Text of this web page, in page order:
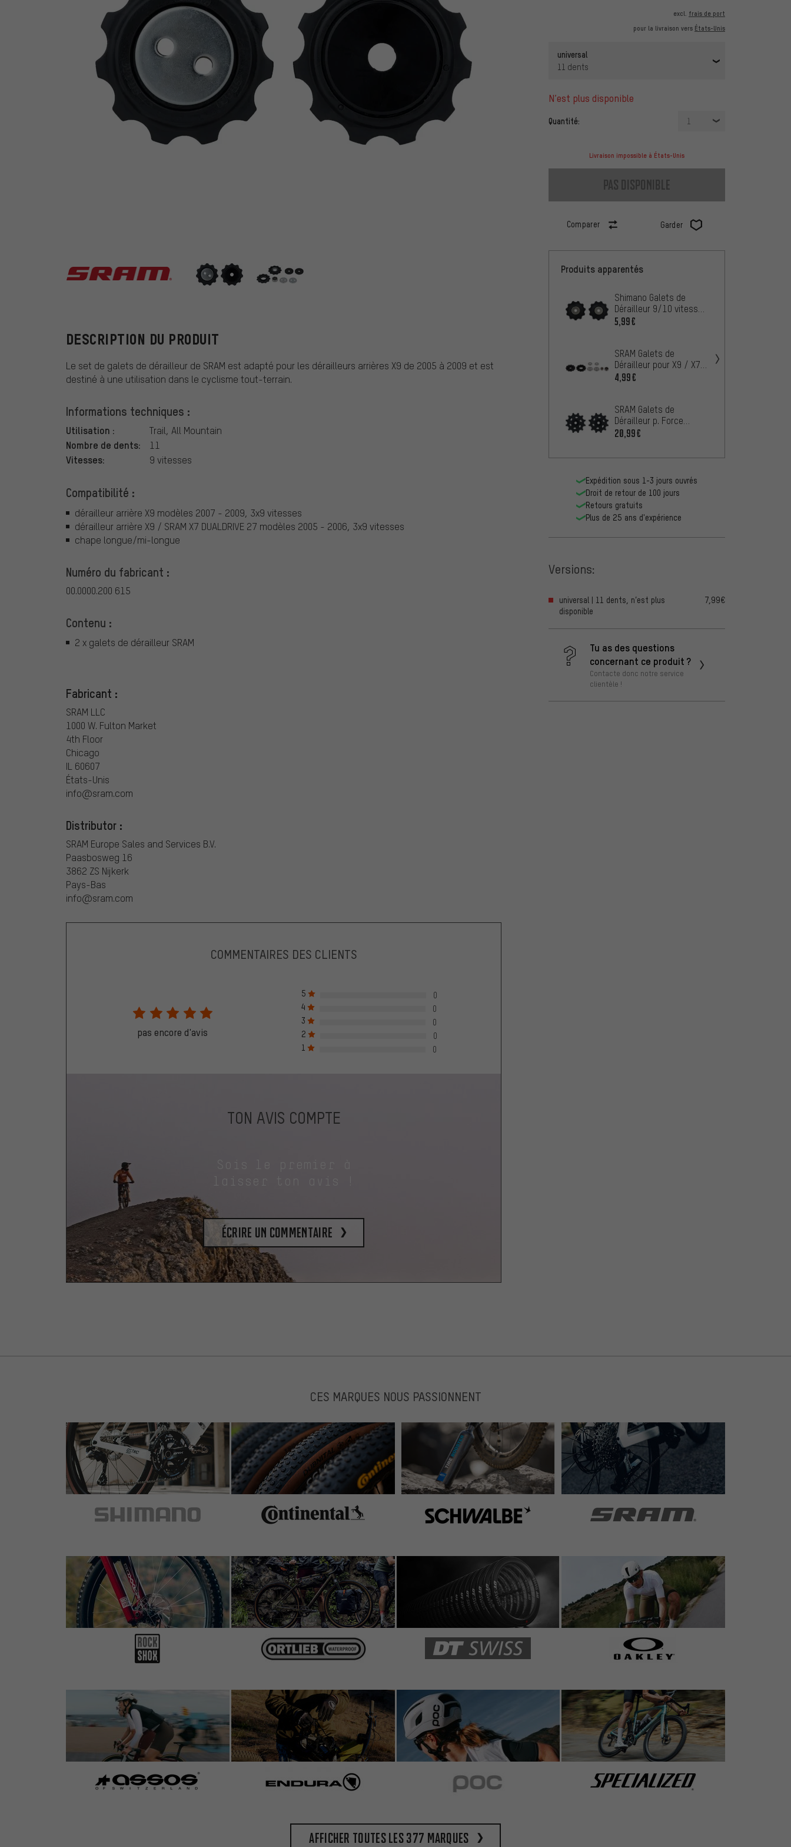
excl. frais de port
pour la livraison vers États-Unis
universal
11 dents
n’est plus disponible
Quantité: 1
Livraison impossible à États-Unis
pas disponible
Comparer Garder
SRAM
DESCRIPTION DU PRODUIT
Le set de galets de dérailleur de SRAM est adapté pour les dérailleurs arrières X9 de 2005 à 2009 et est
destiné à une utilisation dans le cyclisme tout-terrain.
Informations techniques :
Utilisation : Trail, All Mountain
Nombre de dents: 11
Vitesses: 9 vitesses
Compatibilité :
dérailleur arrière X9 modèles 2007 - 2009, 3x9 vitesses
dérailleur arrière X9 / SRAM X7 DUALDRIVE 27 modèles 2005 - 2006, 3x9 vitesses
chape longue/mi-longue
Numéro du fabricant :
00.0000.200 615
Contenu :
2 x galets de dérailleur SRAM
Fabricant :
SRAM LLC
1000 W. Fulton Market
4th Floor
Chicago
IL 60607
États-Unis
info@sram.com
Distributor :
SRAM Europe Sales and Services B.V.
Paasbosweg 16
3862 ZS Nijkerk
Pays-Bas
info@sram.com
Produits apparentés
Shimano Galets de
Dérailleur 9/10 vitesses
- 1 paire
5,99€
SRAM Galets de
Dérailleur pour X9 / X7 /
SX-5 / SX-4
4,99€
SRAM Galets de
Dérailleur p. Force
1/Force CX1/Rival
20,99€
Expédition sous 1-3 jours ouvrés
Droit de retour de 100 jours
Retours gratuits
Plus de 25 ans d'expérience
Versions:
universal | 11 dents, n’est plus
disponible
7,99€
Tu as des questions
concernant ce produit ?
Contacte donc notre service
clientèle !
COMMENTAIRES DES CLIENTS
pas encore d'avis
5
0
4
0
3
0
2
0
1
0
TON AVIS COMPTE
laisser ton avis !
Écrire un commentaire
CES MARQUES NOUS PASSIONNENT
Afficher toutes les 377 marques